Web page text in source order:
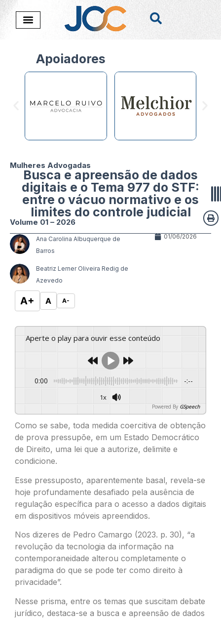
Apoiadores
Mulheres Advogadas
Busca e apreensão de dados
digitais e o Tema 977 do STF:
entre o vácuo normativo e os
limites do controle judicial
Volume 01 – 2026
Ana Carolina Albuquerque de
Barros
Beatriz Lerner Oliveira Redig de
Azevedo
01/06/2026
A+ A A-
Aperte o play para ouvir esse conteúdo
0:00 -:--
1x
Powered By GSpeech
Como se sabe, toda medida coercitiva de obtenção
de prova pressupõe, em um Estado Democrático
de Direito, uma lei que a autorize, delimite e
condicione.
Esse pressuposto, aparentemente basal, revela-se
hoje profundamente desafiado pela ausência de
regulação específica para o acesso a dados digitais
em dispositivos móveis apreendidos.
Nos dizeres de Pedro Camargo (2023. p. 30), “a
revolução da tecnologia da informação na
contemporaneidade alterou completamente o
paradigma do que se pode ter como direito à
privacidade”.
Nesse prisma, entre os temas que suscitam debate
jurídico, destaca-se a busca e apreensão de dados